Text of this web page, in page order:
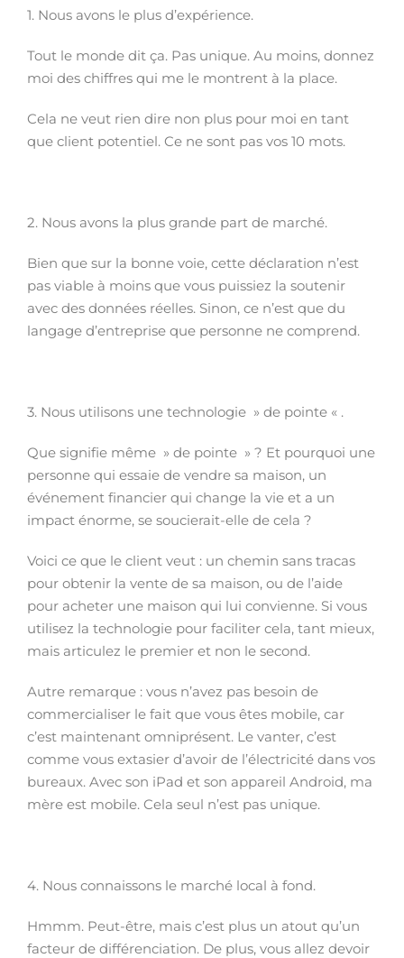
1. Nous avons le plus d’expérience.
Tout le monde dit ça. Pas unique. Au moins, donnez
moi des chiffres qui me le montrent à la place.
Cela ne veut rien dire non plus pour moi en tant
que client potentiel. Ce ne sont pas vos 10 mots.
2. Nous avons la plus grande part de marché.
Bien que sur la bonne voie, cette déclaration n’est
pas viable à moins que vous puissiez la soutenir
avec des données réelles. Sinon, ce n’est que du
langage d’entreprise que personne ne comprend.
3. Nous utilisons une technologie » de pointe « .
Que signifie même » de pointe » ? Et pourquoi une
personne qui essaie de vendre sa maison, un
événement financier qui change la vie et a un
impact énorme, se soucierait-elle de cela ?
Voici ce que le client veut : un chemin sans tracas
pour obtenir la vente de sa maison, ou de l’aide
pour acheter une maison qui lui convienne. Si vous
utilisez la technologie pour faciliter cela, tant mieux,
mais articulez le premier et non le second.
Autre remarque : vous n’avez pas besoin de
commercialiser le fait que vous êtes mobile, car
c’est maintenant omniprésent. Le vanter, c’est
comme vous extasier d’avoir de l’électricité dans vos
bureaux. Avec son iPad et son appareil Android, ma
mère est mobile. Cela seul n’est pas unique.
4. Nous connaissons le marché local à fond.
Hmmm. Peut-être, mais c’est plus un atout qu’un
facteur de différenciation. De plus, vous allez devoir